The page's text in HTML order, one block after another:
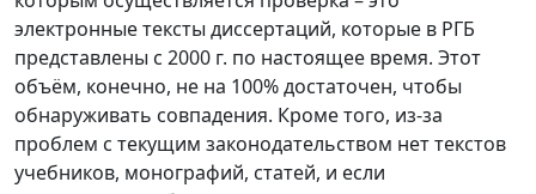
электронные тексты диссертаций, которые в РГБ
представлены с 2000 г. по настоящее время. Этот
объём, конечно, не на 100% достаточен, чтобы
обнаруживать совпадения. Кроме того, из-за
проблем с текущим законодательством нет текстов
учебников, монографий, статей, и если